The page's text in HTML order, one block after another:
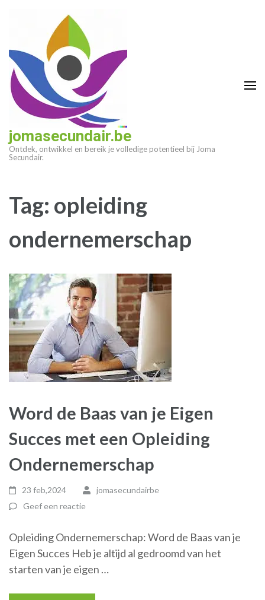
(druk
enter)
jomasecundair.be
Ontdek, ontwikkel en bereik je volledige potentieel bij Joma
Secundair.
Tag: opleiding
ondernemerschap
Word de Baas van je Eigen
Succes met een Opleiding
Ondernemerschap
23 feb,2024
jomasecundairbe
Geef een reactie
Opleiding Ondernemerschap: Word de Baas van je
Eigen Succes Heb je altijd al gedroomd van het
starten van je eigen …